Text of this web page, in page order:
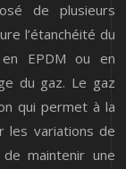
de plusieurs
l’étanchéité du
en EPDM ou en
du gaz. Le gaz
qui permet à la
les variations de
maintenir une